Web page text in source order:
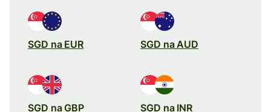
SGD na EUR SGD na AUD
SGD na GBP SGD na INR